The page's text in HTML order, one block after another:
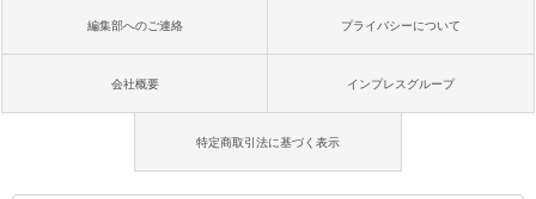
編集部へのご連絡 プライバシーについて
会社概要 インプレスグループ
特定商取引法に基づく表示